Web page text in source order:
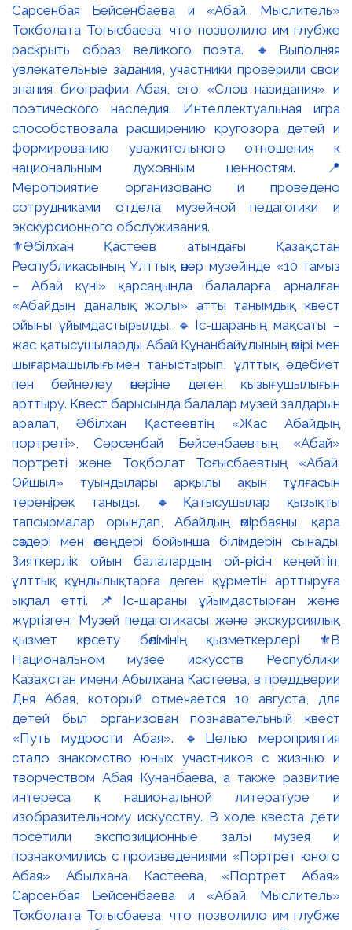
⚜️Әбілхан Қастеев атындағы Қазақстан
Республикасының Ұлттық өнер музейінде «10 тамыз
– Абай күні» қарсаңында балаларға арналған
«Абайдың даналық жолы» атты танымдық квест
ойыны ұйымдастырылды. 🔹Іс-шараның мақсаты –
жас қатысушыларды Абай Құнанбайұлының өмірі мен
шығармашылығымен таныстырып, ұлттық әдебиет
пен бейнелеу өнеріне деген қызығушылығын
арттыру. Квест барысында балалар музей залдарын
аралап, Әбілхан Қастеевтің «Жас Абайдың
портреті», Сәрсенбай Бейсенбаевтың «Абай»
портреті және Тоқболат Тоғысбаевтың «Абай.
Ойшыл» туындылары арқылы ақын тұлғасын
тереңірек таныды. 🔸Қатысушылар қызықты
тапсырмалар орындап, Абайдың өмірбаяны, қара
сөздері мен өлеңдері бойынша білімдерін сынады.
Зияткерлік ойын балалардың ой-өрісін кеңейтіп,
ұлттық құндылықтарға деген құрметін арттыруға
ықпал етті. 📌Іс-шараны ұйымдастырған және
жүргізген: Музей педагогикасы және экскурсиялық
қызмет көрсету бөлімінің қызметкерлері ⚜️В
Национальном музее искусств Республики
Казахстан имени Абылхана Кастеева, в преддверии
Дня Абая, который отмечается 10 августа, для
детей был организован познавательный квест
«Путь мудрости Абая». 🔹Целью мероприятия
стало знакомство юных участников с жизнью и
творчеством Абая Кунанбаева, а также развитие
интереса к национальной литературе и
изобразительному искусству. В ходе квеста дети
посетили экспозиционные залы музея и
познакомились с произведениями «Портрет юного
Абая» Абылхана Кастеева, «Портрет Абая»
Сарсенбая Бейсенбаева и «Абай. Мыслитель»
Токболата Тогысбаева, что позволило им глубже